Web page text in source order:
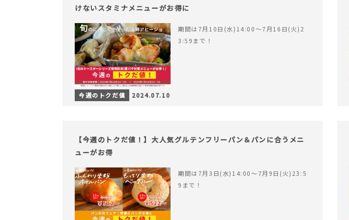
けないスタミナメニューがお得に
期間は7月10日(水)14:00〜7月16日(火)2
3:59まで！
今週のトクだ値 2024.07.10
【今週のトクだ値！】大人気グルテンフリーパン＆パンに合うメニ
ューがお得
期間は7月3日(水)14:00〜7月9日(火)23:5
9まで！